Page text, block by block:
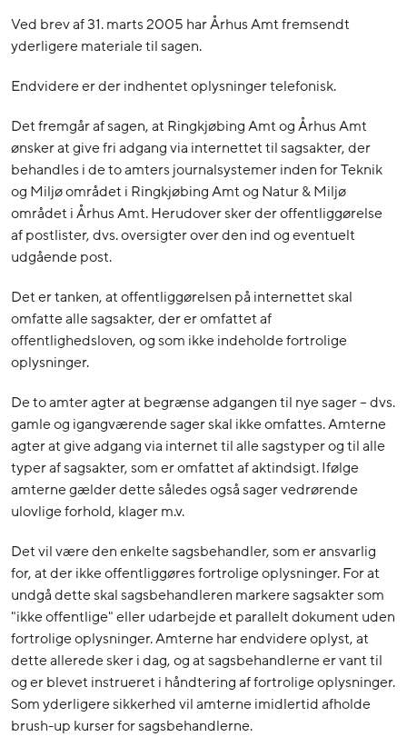
Ved brev af 31. marts 2005 har Århus Amt fremsendt
yderligere materiale til sagen.
Endvidere er der indhentet oplysninger telefonisk.
Det fremgår af sagen, at Ringkjøbing Amt og Århus Amt
ønsker at give fri adgang via internettet til sagsakter, der
behandles i de to amters journalsystemer inden for Teknik
og Miljø området i Ringkjøbing Amt og Natur & Miljø
området i Århus Amt. Herudover sker der offentliggørelse
af postlister, dvs. oversigter over den ind og eventuelt
udgående post.
Det er tanken, at offentliggørelsen på internettet skal
omfatte alle sagsakter, der er omfattet af
offentlighedsloven, og som ikke indeholde fortrolige
oplysninger.
De to amter agter at begrænse adgangen til nye sager – dvs.
gamle og igangværende sager skal ikke omfattes. Amterne
agter at give adgang via internet til alle sagstyper og til alle
typer af sagsakter, som er omfattet af aktindsigt. Ifølge
amterne gælder dette således også sager vedrørende
ulovlige forhold, klager m.v.
Det vil være den enkelte sagsbehandler, som er ansvarlig
for, at der ikke offentliggøres fortrolige oplysninger. For at
undgå dette skal sagsbehandleren markere sagsakter som
"ikke offentlige" eller udarbejde et parallelt dokument uden
fortrolige oplysninger. Amterne har endvidere oplyst, at
dette allerede sker i dag, og at sagsbehandlerne er vant til
og er blevet instrueret i håndtering af fortrolige oplysninger.
Som yderligere sikkerhed vil amterne imidlertid afholde
brush-up kurser for sagsbehandlerne.